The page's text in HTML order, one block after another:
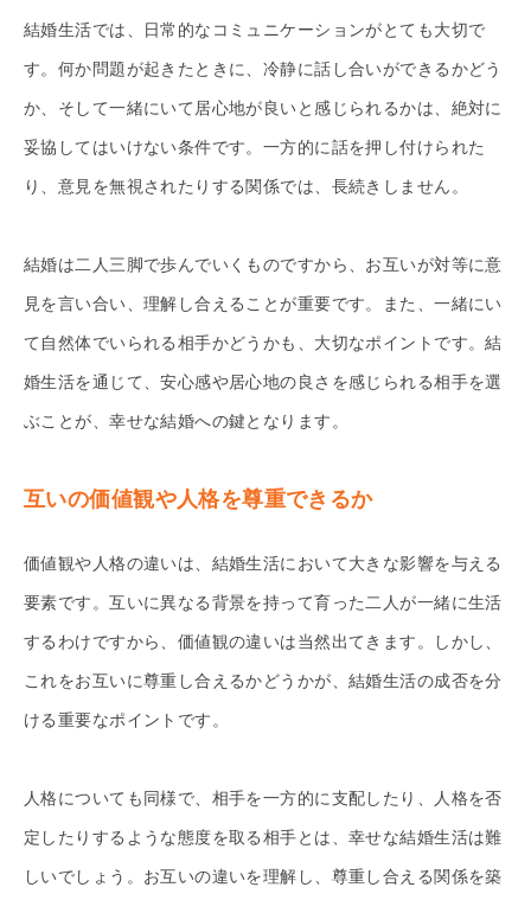
結婚生活では、日常的なコミュニケーションがとても大切で
す。何か問題が起きたときに、冷静に話し合いができるかどう
か、そして一緒にいて居心地が良いと感じられるかは、絶対に
妥協してはいけない条件です。一方的に話を押し付けられた
り、意見を無視されたりする関係では、長続きしません。
結婚は二人三脚で歩んでいくものですから、お互いが対等に意
見を言い合い、理解し合えることが重要です。また、一緒にい
て自然体でいられる相手かどうかも、大切なポイントです。結
婚生活を通じて、安心感や居心地の良さを感じられる相手を選
ぶことが、幸せな結婚への鍵となります。
互いの価値観や人格を尊重できるか
価値観や人格の違いは、結婚生活において大きな影響を与える
要素です。互いに異なる背景を持って育った二人が一緒に生活
するわけですから、価値観の違いは当然出てきます。しかし、
これをお互いに尊重し合えるかどうかが、結婚生活の成否を分
ける重要なポイントです。
人格についても同様で、相手を一方的に支配したり、人格を否
定したりするような態度を取る相手とは、幸せな結婚生活は難
しいでしょう。お互いの違いを理解し、尊重し合える関係を築